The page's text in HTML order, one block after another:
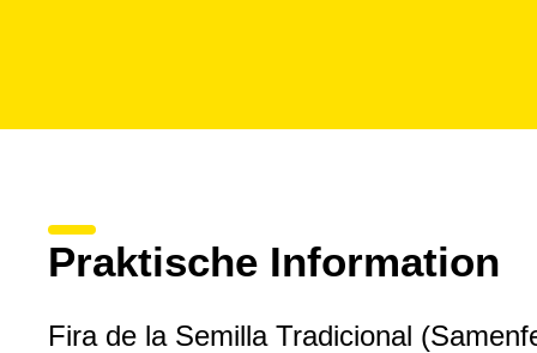
Praktische Information
Fira de la Semilla Tradicional